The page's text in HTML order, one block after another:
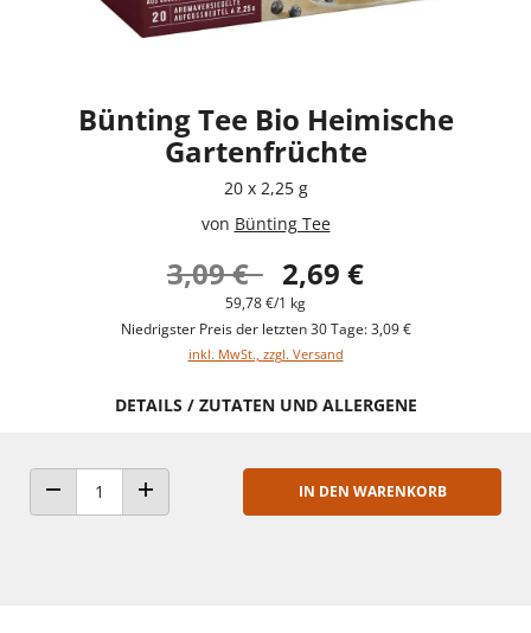
Bünting Tee Bio Heimische
Gartenfrüchte
20 x 2,25 g
von Bünting Tee
3,09 € 2,69 €
59,78 €/1 kg
Niedrigster Preis der letzten 30 Tage: 3,09 €
inkl. MwSt., zzgl. Versand
DETAILS / ZUTATEN UND ALLERGENE
ANZAHL VERRINGERNANZAHL ERHÖHEN
IN DEN WARENKORB